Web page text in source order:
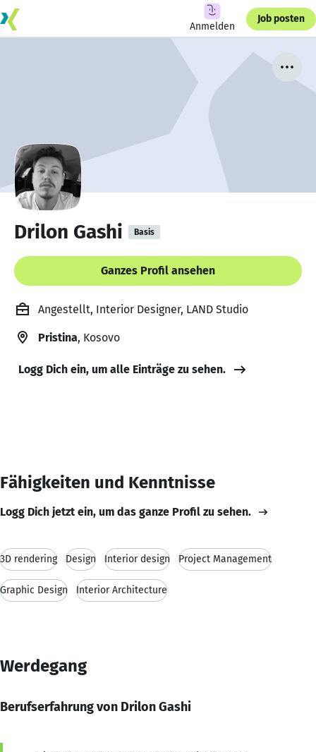
Anmelden
Job posten
Drilon Gashi Basis
Ganzes Profil ansehen
Angestellt, Interior Designer, LAND Studio
Pristina, Kosovo
Logg Dich ein, um alle Einträge zu sehen.
Fähigkeiten und Kenntnisse
Logg Dich jetzt ein, um das ganze Profil zu sehen.
3D rendering Design Interior design Project Management
Graphic Design Interior Architecture
Werdegang
Berufserfahrung von Drilon Gashi